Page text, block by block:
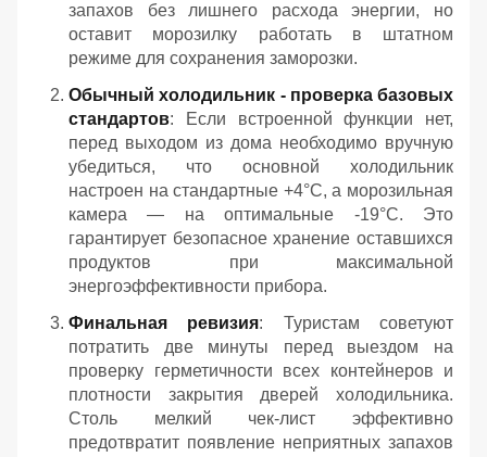
запахов без лишнего расхода энергии, но
оставит морозилку работать в штатном
режиме для сохранения заморозки.
Обычный холодильник - проверка базовых
стандартов: Если встроенной функции нет,
перед выходом из дома необходимо вручную
убедиться, что основной холодильник
настроен на стандартные +4°C, а морозильная
камера — на оптимальные -19°C. Это
гарантирует безопасное хранение оставшихся
продуктов при максимальной
энергоэффективности прибора.
Финальная ревизия: Туристам советуют
потратить две минуты перед выездом на
проверку герметичности всех контейнеров и
плотности закрытия дверей холодильника.
Столь мелкий чек-лист эффективно
предотвратит появление неприятных запахов